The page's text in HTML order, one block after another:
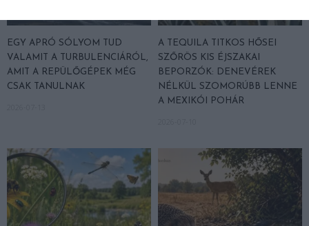
EGY APRÓ SÓLYOM TUD
VALAMIT A TURBULENCIÁRÓL,
AMIT A REPÜLŐGÉPEK MÉG
CSAK TANULNAK
A TEQUILA TITKOS HŐSEI
SZŐRÖS KIS ÉJSZAKAI
BEPORZÓK: DENEVÉREK
NÉLKÜL SZOMORÚBB LENNE
A MEXIKÓI POHÁR